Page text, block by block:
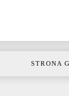
STRONA